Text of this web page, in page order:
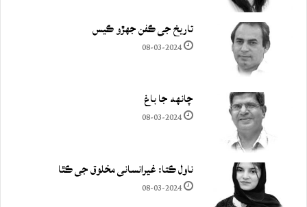
تاريخ جي ڪفن جھڙو ڪيس
08-03-2024
چانهه جا باغ
08-03-2024
ناول ڪتا: غيرانساني مخلوق جي ڪٿا
08-03-2024